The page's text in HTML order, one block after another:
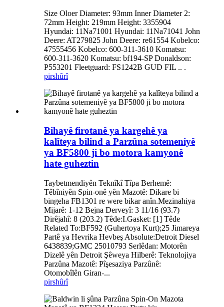
Size Oloer Diameter: 93mm Inner Diameter 2:
72mm Height: 219mm Height: 3355904
Hyundai: 11Na71001 Hyundai: 11Na71041 John
Deere: AT279825 John Deere: re61554 Kobelco:
47555456 Kobelco: 600-311-3610 Komatsu:
600-311-3620 Komatsu: bf194-SP Donaldson:
P553201 Fleetguard: FS1242B GUD FIL .. .
pirshûrî
Bihayê firotanê ya kargehê ya
kalîteya bilind a Parzûna sotemeniyê
ya BF5800 ji bo motora kamyonê
hate guheztin
Taybetmendiyên Teknîkî Tîpa Berhemê:
Têbîniyên Spin-onê yên Mazotê: Dikare bi
bingeha FB1301 re were bikar anîn.Mezinahiya
Mijarê: 1-12 Bejna Derveyî: 3 11/16 (93.7)
Dirêjahî: 8 (203.2) Têde:I.Gasket: [1] Têde
Related To:BF592 (Guhertoya Kurt);25 Jimareya
Partê ya Hevrika Hevbeş Absolute:Detroit Diesel
6438839;GMC 25010793 Serlêdan: Motorên
Dizelê yên Detroit Şêweya Hilberê: Teknolojiya
Parzûna Mazotê: Pîşesaziya Parzûnê:
Otomobîlên Giran-...
pirshûrî